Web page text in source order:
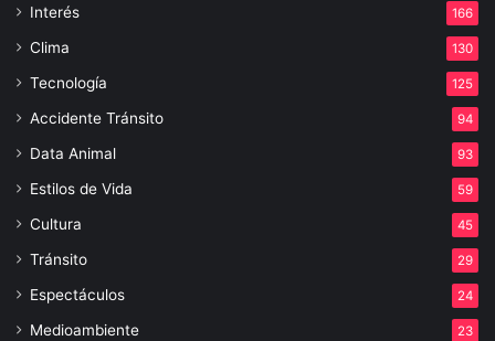
Interés 166
Clima 130
Tecnología 125
Accidente Tránsito 94
Data Animal 93
Estilos de Vida 59
Cultura 45
Tránsito 29
Espectáculos 24
Medioambiente 23